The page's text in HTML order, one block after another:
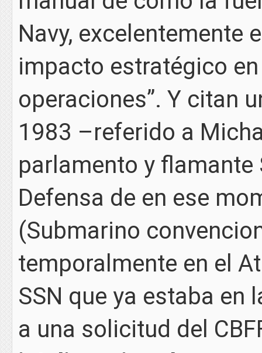
Navy, excelentemente
impacto estratégico
operaciones”. Y citan
1983 –referido a
parlamento y flamante
Defensa de en ese
(Submarino
temporalmente en el
SSN que ya estaba en
a una solicitud del